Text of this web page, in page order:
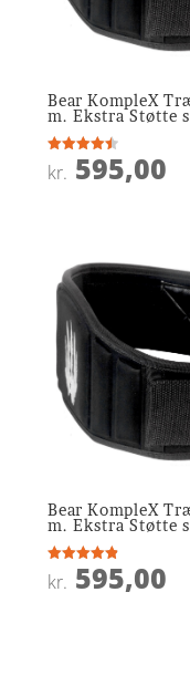
Bear KompleX
m. Ekstra Støtte
Vurderet
4.5
kr. 595,00
Bear KompleX
m. Ekstra Støtte
Vurderet
4.9
kr. 595,00